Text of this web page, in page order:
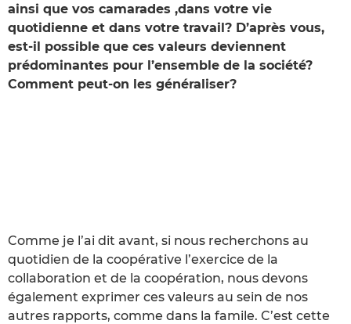
ainsi que vos camarades ,dans votre vie
quotidienne et dans votre travail? D’après vous,
est-il possible que ces valeurs deviennent
prédominantes pour l’ensemble de la société?
Comment peut-on les généraliser?
Comme je l’ai dit avant, si nous recherchons au
quotidien de la coopérative l’exercice de la
collaboration et de la coopération, nous devons
également exprimer ces valeurs au sein de nos
autres rapports, comme dans la famile. C’est cette